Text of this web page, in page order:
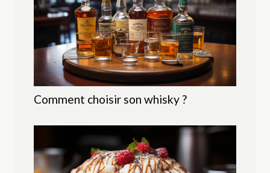
Comment choisir son whisky ?